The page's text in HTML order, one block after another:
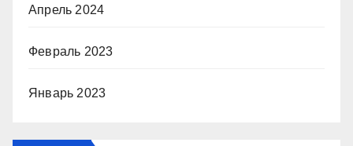
Апрель 2024
Февраль 2023
Январь 2023